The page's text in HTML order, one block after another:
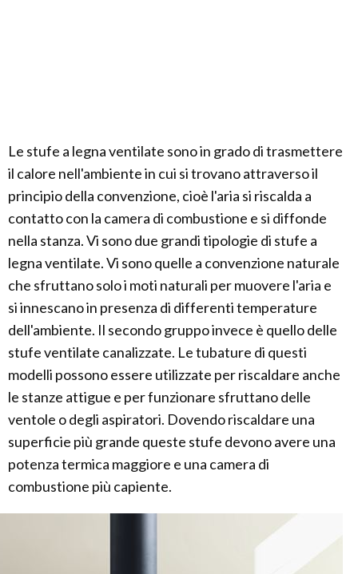
Le stufe a legna ventilate sono in grado di trasmettere
il calore nell'ambiente in cui si trovano attraverso il
principio della convenzione, cioè l'aria si riscalda a
contatto con la camera di combustione e si diffonde
nella stanza. Vi sono due grandi tipologie di stufe a
legna ventilate. Vi sono quelle a convenzione naturale
che sfruttano solo i moti naturali per muovere l'aria e
si innescano in presenza di differenti temperature
dell'ambiente. Il secondo gruppo invece è quello delle
stufe ventilate canalizzate. Le tubature di questi
modelli possono essere utilizzate per riscaldare anche
le stanze attigue e per funzionare sfruttano delle
ventole o degli aspiratori. Dovendo riscaldare una
superficie più grande queste stufe devono avere una
potenza termica maggiore e una camera di
combustione più capiente.